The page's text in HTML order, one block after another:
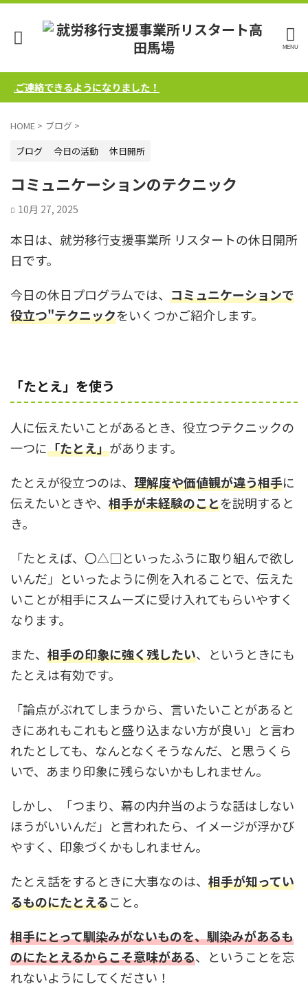
絡できるようになりました！
HOME > ブログ >
ブログ
今日の活動 休日開所
コミュニケーションのテクニック
10月 27, 2025
本日は、就労移行支援事業所 リスタートの休日開所
日です。
今日の休日プログラムでは、 コミュニケーションで
役立つ"テクニックをいくつかご紹介します。
「たとえ」を使う
人に伝えたいことがあるとき、役立つテクニックの
一つに「たとえ」があります。
たとえが役立つのは、 理解度や価値観が違う相手に
伝えたいときや、 相手が未経験のことを説明すると
き。
「たとえば、〇△□といったふうに取り組んで欲し
いんだ」といったように例を入れることで、伝えた
いことが相手にスムーズに受け入れてもらいやすく
なります。
また、 相手の印象に強く残したい、というときにも
たとえは有効です。
「論点がぶれてしまうから、言いたいことがあると
きにあれもこれもと盛り込まない方が良い」と言わ
れたとしても、なんとなくそうなんだ、と思うくら
いで、あまり印象に残らないかもしれません。
しかし、「つまり、幕の内弁当のような話はしない
ほうがいいんだ」と言われたら、イメージが浮かび
やすく、印象づくかもしれません。
たとえ話をするときに大事なのは、 相手が知ってい
るものにたとえること。
相手にとって馴染みがないものを、馴染みがあるも
のにたとえるからこそ意味がある、ということを忘
れないようにしてください！